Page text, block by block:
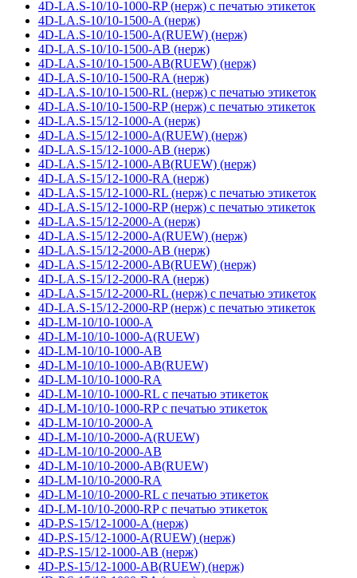
4D-LA.S-10/10-1000-RP (нерж) с печатью этикеток
4D-LA.S-10/10-1500-A (нерж)
4D-LA.S-10/10-1500-A(RUEW) (нерж)
4D-LA.S-10/10-1500-AB (нерж)
4D-LA.S-10/10-1500-AB(RUEW) (нерж)
4D-LA.S-10/10-1500-RA (нерж)
4D-LA.S-10/10-1500-RL (нерж) с печатью этикеток
4D-LA.S-10/10-1500-RP (нерж) с печатью этикеток
4D-LA.S-15/12-1000-A (нерж)
4D-LA.S-15/12-1000-A(RUEW) (нерж)
4D-LA.S-15/12-1000-AB (нерж)
4D-LA.S-15/12-1000-AB(RUEW) (нерж)
4D-LA.S-15/12-1000-RA (нерж)
4D-LA.S-15/12-1000-RL (нерж) с печатью этикеток
4D-LA.S-15/12-1000-RP (нерж) с печатью этикеток
4D-LA.S-15/12-2000-A (нерж)
4D-LA.S-15/12-2000-A(RUEW) (нерж)
4D-LA.S-15/12-2000-AB (нерж)
4D-LA.S-15/12-2000-AB(RUEW) (нерж)
4D-LA.S-15/12-2000-RA (нерж)
4D-LA.S-15/12-2000-RL (нерж) с печатью этикеток
4D-LA.S-15/12-2000-RP (нерж) с печатью этикеток
4D-LM-10/10-1000-A
4D-LM-10/10-1000-A(RUEW)
4D-LM-10/10-1000-AB
4D-LM-10/10-1000-AB(RUEW)
4D-LM-10/10-1000-RA
4D-LM-10/10-1000-RL с печатью этикеток
4D-LM-10/10-1000-RP с печатью этикеток
4D-LM-10/10-2000-A
4D-LM-10/10-2000-A(RUEW)
4D-LM-10/10-2000-AB
4D-LM-10/10-2000-AB(RUEW)
4D-LM-10/10-2000-RA
4D-LM-10/10-2000-RL с печатью этикеток
4D-LM-10/10-2000-RP с печатью этикеток
4D-P.S-15/12-1000-A (нерж)
4D-P.S-15/12-1000-A(RUEW) (нерж)
4D-P.S-15/12-1000-AB (нерж)
4D-P.S-15/12-1000-AB(RUEW) (нерж)